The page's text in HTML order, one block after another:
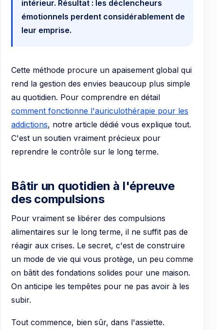
intérieur. Résultat : les déclencheurs
émotionnels perdent considérablement de
leur emprise.
Cette méthode procure un apaisement global qui
rend la gestion des envies beaucoup plus simple
au quotidien. Pour comprendre en détail
comment fonctionne l'auriculothérapie pour les
addictions, notre article dédié vous explique tout.
C'est un soutien vraiment précieux pour
reprendre le contrôle sur le long terme.
Bâtir un quotidien à l'épreuve
des compulsions
Pour vraiment se libérer des compulsions
alimentaires sur le long terme, il ne suffit pas de
réagir aux crises. Le secret, c'est de construire
un mode de vie qui vous protège, un peu comme
on bâtit des fondations solides pour une maison.
On anticipe les tempêtes pour ne pas avoir à les
subir.
Tout commence, bien sûr, dans l'assiette.